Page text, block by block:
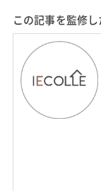
この記事を監修